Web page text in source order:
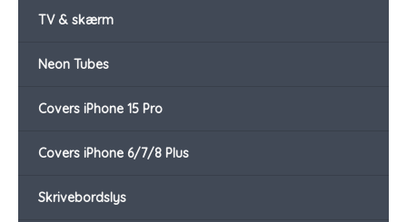
TV & skærm
Neon Tubes
Covers iPhone 15 Pro
Covers iPhone 6/7/8 Plus
Skrivebordslys